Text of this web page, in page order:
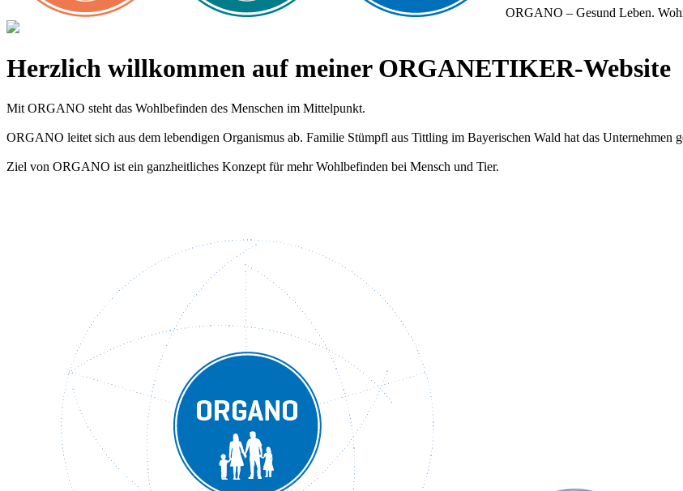
ORGANO – Gesund Leben.
Herzlich willkommen auf meiner ORGANETIKER-Website
Mit ORGANO steht das Wohlbefinden des Menschen im Mittelpunkt.
ORGANO leitet sich aus dem lebendigen Organismus ab. Familie Stümpfl aus Tittling im Bayerischen Wald hat das Unternehmen
Ziel von ORGANO ist ein ganzheitliches Konzept für mehr Wohlbefinden bei Mensch und Tier.